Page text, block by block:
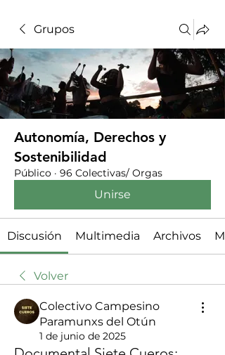
Grupos
Autonomía, Derechos y
Sostenibilidad
Público · 96 Colectivas/ Orgas
Unirse
Discusión Multimedia Archivos
Volver
Colectivo Campesino
Paramunxs del Otún
1 de junio de 2025